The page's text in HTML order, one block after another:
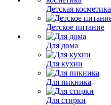
Детская косметика
Детское питание
Для дома
Для кухни
Для пикника
Для стирки